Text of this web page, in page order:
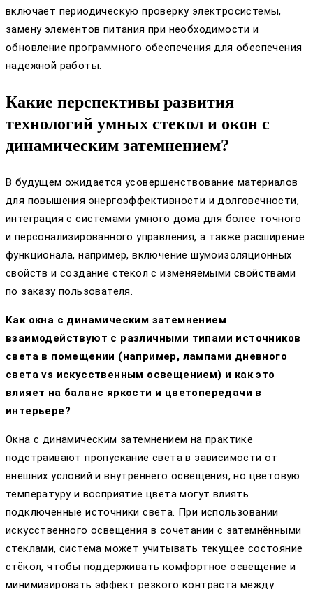
включает периодическую проверку электросистемы,
замену элементов питания при необходимости и
обновление программного обеспечения для обеспечения
надежной работы.
Какие перспективы развития
технологий умных стекол и окон с
динамическим затемнением?
В будущем ожидается усовершенствование материалов
для повышения энергоэффективности и долговечности,
интеграция с системами умного дома для более точного
и персонализированного управления, а также расширение
функционала, например, включение шумоизоляционных
свойств и создание стекол с изменяемыми свойствами
по заказу пользователя.
Как окна с динамическим затемнением
взаимодействуют с различными типами источников
света в помещении (например, лампами дневного
света vs искусственным освещением) и как это
влияет на баланс яркости и цветопередачи в
интерьере?
Окна с динамическим затемнением на практике
подстраивают пропускание света в зависимости от
внешних условий и внутреннего освещения, но цветовую
температуру и восприятие цвета могут влиять
подключенные источники света. При использовании
искусственного освещения в сочетании с затемнёнными
стеклами, система может учитывать текущее состояние
стёкол, чтобы поддерживать комфортное освещение и
минимизировать эффект резкого контраста между